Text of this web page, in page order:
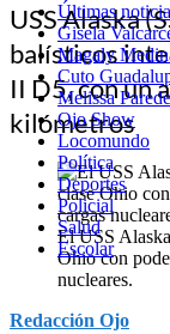
Últimas
Gisela
Magaly
Cuto
Melissa
Ojo Show
Locomundo
Política
Deportes
Policial
Salud
Escolar
USS Alaska
balísticos
II D5, con un
kilómetros
El USS
Ohio con
nucleares.
Redacción Ojo